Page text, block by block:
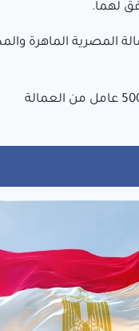
لهما.
المصرية الماهرة
ونتيجة لذلك، أُعلن عزم دولة اليونان على استقدام 5000 عامل من العمالة